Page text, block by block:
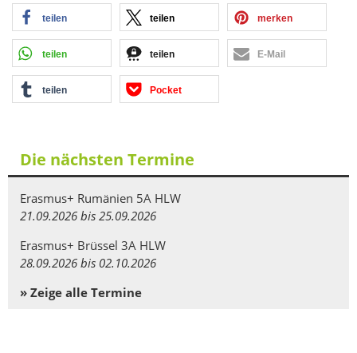
teilen teilen merken
teilen teilen E-Mail
teilen Pocket
Die nächsten Termine
Erasmus+ Rumänien 5A HLW
21.09.2026 bis 25.09.2026
Erasmus+ Brüssel 3A HLW
28.09.2026 bis 02.10.2026
» Zeige alle Termine